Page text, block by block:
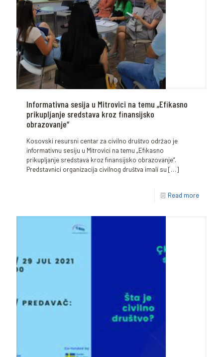
Informativna sesija u Mitrovici na temu „Efikasno
prikupljanje sredstava kroz finansijsko
obrazovanje“
Kosovski resursni centar za civilno društvo održao je
informativnu sesiju u Mitrovici na temu „Efikasno
prikupljanje sredstava kroz finansijsko obrazovanje“.
Predstavnici organizacija civilnog društva imali su […]
Read more